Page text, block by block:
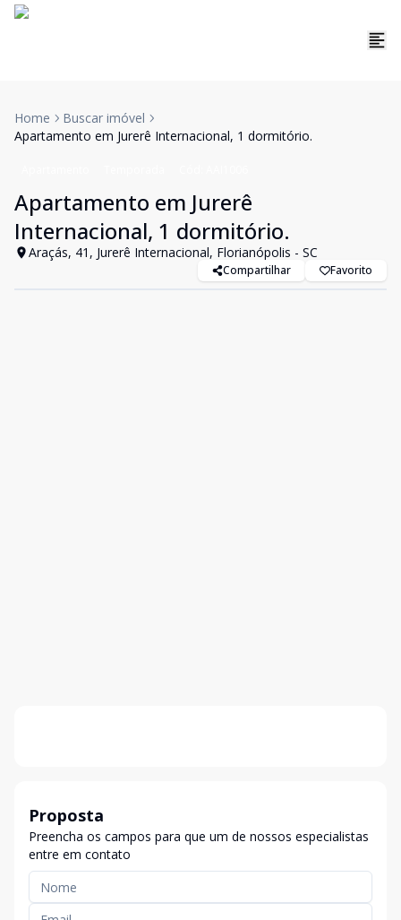
Home
Buscar imóvel
Apartamento em Jurerê Internacional, 1 dormitório.
Apartamento em Jurerê
Internacional, 1 dormitório.
Araçás, 41, Jurerê Internacional, Florianópolis - SC
Compartilhar Favorito
Proposta
Preencha os campos para que um de nossos especialistas
entre em contato